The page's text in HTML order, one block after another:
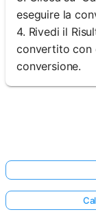
eseguire la
4. Rivedi il
convertito con
conversione.